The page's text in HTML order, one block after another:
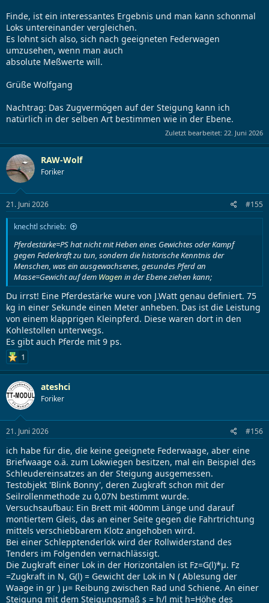
Finde, ist ein interessantes Ergebnis und man kann schonmal
Loks untereinander vergleichen.
Es lohnt sich also, sich nach geeigneten Federwagen
umzusehen, wenn man auch
absolute Meßwerte will.
Grüße Wolfgang
Nachtrag: Das Zugvermögen auf der Steigung kann ich
natürlich in der selben Art bestimmen wie in der Ebene.
Zuletzt bearbeitet: 22. Juni 2026
RAW-Wolf
Foriker
21. Juni 2026 #155
knechtl schrieb:
Pferdestärke=PS hat nicht mit Heben eines Gewichtes oder Kampf
gegen Federkraft zu tun, sondern die historische Kenntnis der
Menschen, was ein ausgewachsenes, gesundes Pferd an
Masse=Gewicht auf dem Wagen in der Ebene ziehen kann;
Du irrst! Eine Pferdestärke wure von J.Watt genau definiert. 75
kg in einer Sekunde einen Meter anheben. Das ist die Leistung
von einem klapprigen Kleinpferd. Diese waren dort in den
Kohlestollen unterwegs.
Es gibt auch Pferde mit 9 ps.
1
ateshci
Foriker
21. Juni 2026 #156
ich habe für die, die keine geeignete Federwaage, aber eine
Briefwaage o.ä. zum Lokwiegen besitzen, mal ein Beispiel des
Schleudereinsatzes an der Steigung ausgemessen.
Testobjekt 'Blink Bonny', deren Zugkraft schon mit der
Seilrollenmethode zu 0,07N bestimmt wurde.
Versuchsaufbau: Ein Brett mit 400mm Länge und darauf
montiertem Gleis, das an einer Seite gegen die Fahrtrichtung
mittels verschiebbarem Klotz angehoben wird.
Bei einer Schlepptenderlok wird der Rollwiderstand des
Tenders im Folgenden vernachlässigt.
Die Zugkraft einer Lok in der Horizontalen ist Fz=G(l)*µ. Fz
=Zugkraft in N, G(l) = Gewicht der Lok in N ( Ablesung der
Waage in gr ) µ= Reibung zwischen Rad und Schiene. An einer
Steigung mit dem Steigungsmaß s = h/l mit h=Höhe des